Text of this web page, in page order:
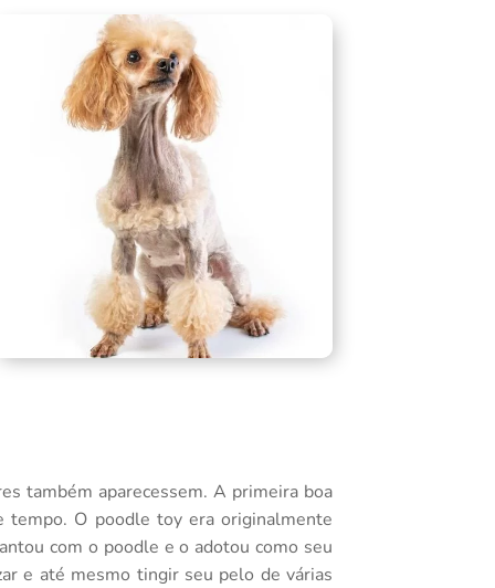
também aparecessem. A primeira boa
tempo. O poodle toy era originalmente
com o poodle e o adotou como seu
e até mesmo tingir seu pelo de várias